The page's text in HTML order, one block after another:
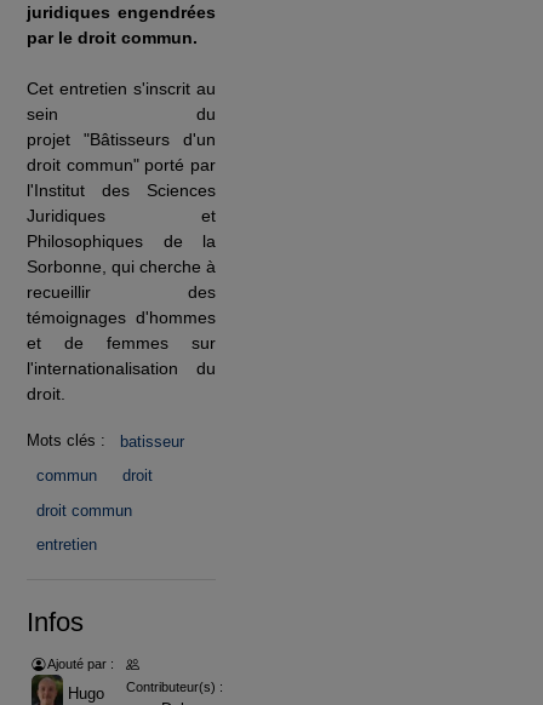
juridiques engendrées
par le droit commun.
Cet entretien s'inscrit au
sein du
projet "Bâtisseurs d'un
droit commun" porté par
l'Institut des Sciences
Juridiques et
Philosophiques de la
Sorbonne, qui cherche à
recueillir des
témoignages d'hommes
et de femmes sur
l'internationalisation du
droit.
Mots clés :
batisseur
commun
droit
droit commun
entretien
Infos
Ajouté par :
Hugo Contributeur(s) :